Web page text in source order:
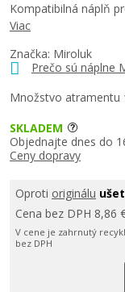
Značka: Miroluk
Prečo sú náplne
Množstvo atramentu
Kompatibilná náplň
Viac
SKLADEM
Objednajte dnes do
Ceny dopravy
Oproti originálu
Cena bez DPH 8,86
V cene je zahrnutý
bez DPH